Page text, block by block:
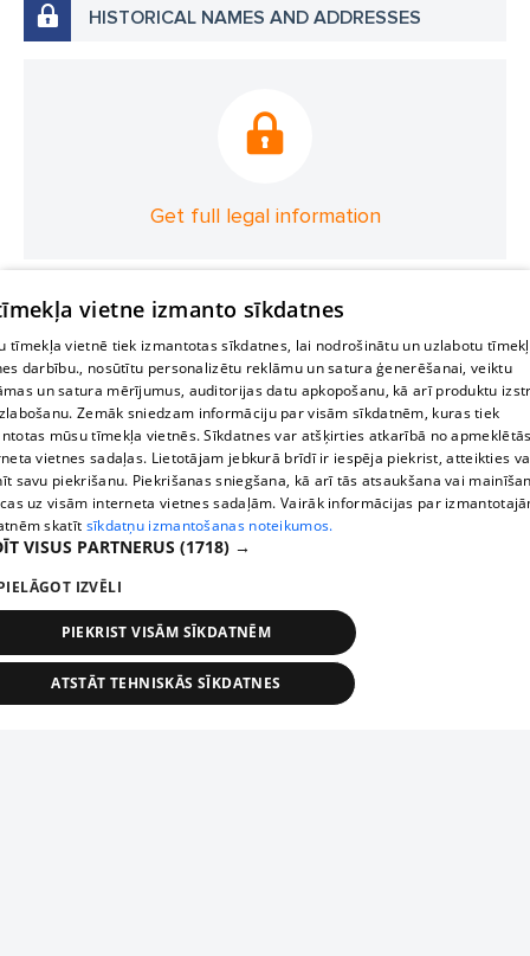
HISTORICAL NAMES AND ADDRESSES
Get full legal information
vietne izmanto sīkdatnes
tīmekļa vietnē tiek izmantotas sīkdatnes, lai nodrošinātu un uzlabotu
darbību., nosūtītu personalizētu reklāmu un satura ģenerēšanai, veiktu
un satura mērījumus, auditorijas datu apkopošanu, kā arī produktu
Zemāk sniedzam informāciju par visām sīkdatnēm, kuras tiek
mūsu tīmekļa vietnēs. Sīkdatnes var atšķirties atkarībā no
vietnes sadaļas. Lietotājam jebkurā brīdī ir iespēja piekrist, atteikties
savu piekrišanu. Piekrišanas sniegšana, kā arī tās atsaukšana vai
uz visām interneta vietnes sadaļām. Vairāk informācijas par
skatīt sīkdatņu izmantošanas noteikumos.
VISUS PARTNERUS (1718) →
IZVĒLI
PIEKRIST VISĀM SĪKDATNĒM
ATSTĀT TEHNISKĀS SĪKDATNES